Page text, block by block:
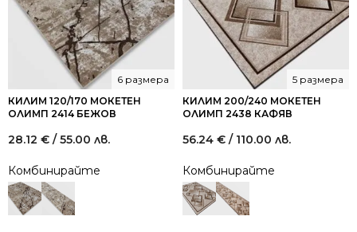
КИЛИМ 120/170 МОКЕТЕН
ОЛИМП 2414 БЕЖОВ
6 размера
28.12 € / 55.00 лв.
Комбинирайте
КИЛИМ 200/240 МОКЕТЕН
ОЛИМП 2438 КАФЯВ
5 размера
56.24 € / 110.00 лв.
Комбинирайте